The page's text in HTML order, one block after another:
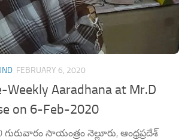
FEBRUARY 6, 2020
Weekly Aaradhana at Mr.D
on 6-Feb-2020
గురువారం సాయంత్రం నెల్లూరు, ఆంధ్రప్రదేశ్